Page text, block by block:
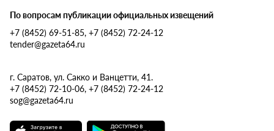
По вопросам публикации официальных извещений
+7 (8452) 69-51-85, +7 (8452) 72-24-12
tender@gazeta64.ru
г. Саратов, ул. Сакко и Ванцетти, 41.
+7 (8452) 72-10-06, +7 (8452) 72-24-12
sog@gazeta64.ru